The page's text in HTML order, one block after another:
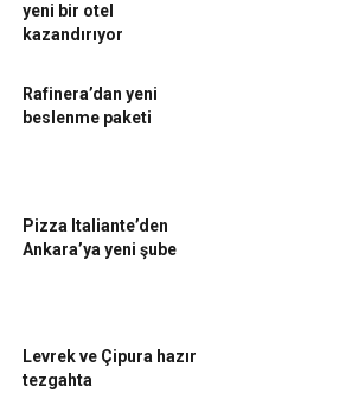
yeni bir otel
kazandırıyor
Rafinera’dan yeni
beslenme paketi
Pizza Italiante’den
Ankara’ya yeni şube
Levrek ve Çipura hazır
tezgahta